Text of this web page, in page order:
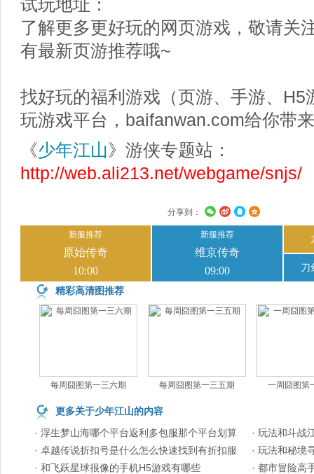
试玩地址：
了解更多更好玩的网页游戏，敬请关
有最新页游推荐哦~
找好玩的福利游戏（页游、手游、H5
玩游戏平台，baifanwan.com给你带
《少年江山》游侠专题站：
http://web.ali213.net/webgame/snjs/
分享到：
精彩高清图推荐
每周囧图第一三六期 每周囧图第一三五期 一周囧图第
更多关于少年江山的内容
· 浮生梦山海哪个平台返利多包服那个平台划算
· 玩法和斗战
· 卓越传说折扣号是什么怎么快速找到有折扣服
· 玩法和秘境
· 和飞跃星球很像的手机H5游戏有哪些
· 都市冒险高